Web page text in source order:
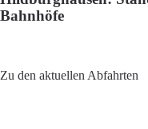
Bahnhöfe
Zu den aktuellen Abfahrten